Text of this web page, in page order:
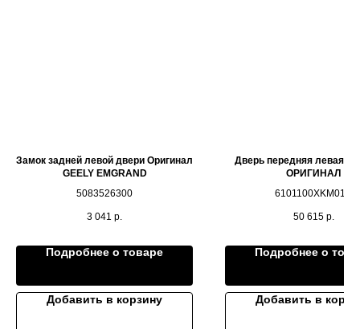
Замок задней левой двери Оригинал
GEELY EMGRAND
5083526300
3 041 р.
Подробнее о товаре
Добавить в корзину
Дверь передняя левая
ОРИГИНАЛ
6101100XKM01A
50 615 р.
Подробнее о
Добавить в